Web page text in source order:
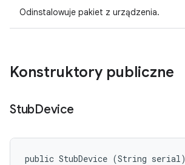
Odinstalowuje pakiet z urządzenia.
Konstruktory publiczne
StubDevice
public StubDevice (String serial)